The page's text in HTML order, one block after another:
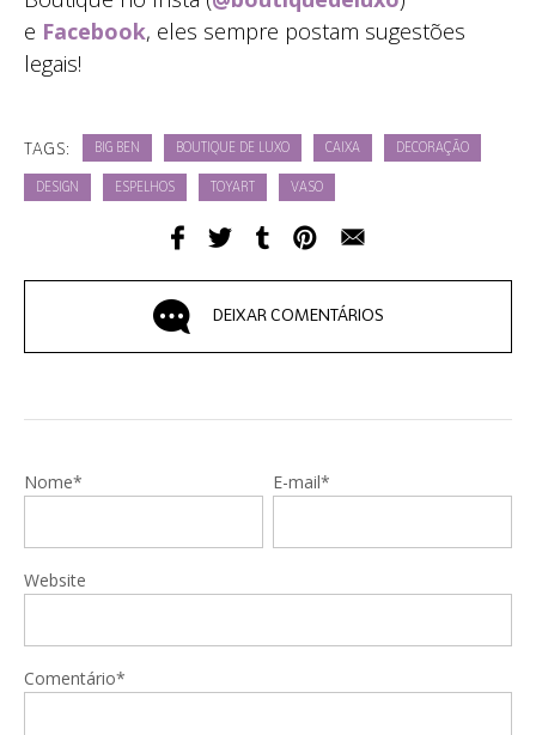
e Facebook, eles sempre postam sugestões
legais!
TAGS: BIG BEN BOUTIQUE DE LUXO CAIXA DECORAÇÃO
DESIGN ESPELHOS TOYART VASO
DEIXAR COMENTÁRIOS
Nome* E-mail*
Website
Comentário*